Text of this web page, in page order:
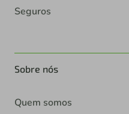
Seguros
Sobre nós
Quem somos